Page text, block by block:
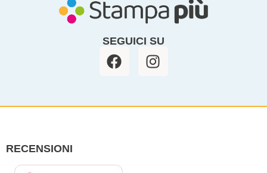
SEGUICI SU
F
a
b
I
n
a
RECENSIONI